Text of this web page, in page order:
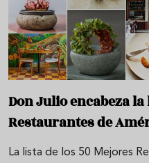
Don Julio encabeza
Restaurantes de
La lista de los 50 Mejores